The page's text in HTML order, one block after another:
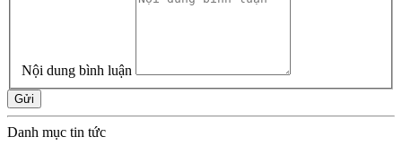
Nội dung bình luận
Gửi
Danh mục tin tức